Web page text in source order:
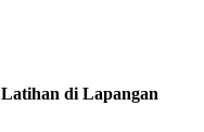
di Lapangan